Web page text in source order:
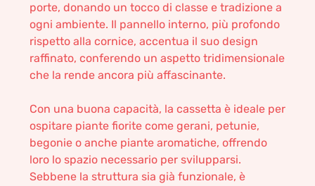
porte, donando un tocco di classe e tradizione a
ogni ambiente. Il pannello interno, più profondo
rispetto alla cornice, accentua il suo design
raffinato, conferendo un aspetto tridimensionale
che la rende ancora più affascinante.
Con una buona capacità, la cassetta è ideale per
ospitare piante fiorite come gerani, petunie,
begonie o anche piante aromatiche, offrendo
loro lo spazio necessario per svilupparsi.
Sebbene la struttura sia già funzionale, è